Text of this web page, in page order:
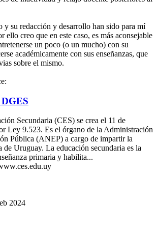
y su redacción y desarrollo han sido para mí
ello creo que en este caso, es más aconsejable
un poco (o un mucho) con su
académicamente con sus enseñanzas, que
sobre el mismo.
Secundaria (CES) se crea el 11 de
Ley 9.523. Es el órgano de la Administración
Pública (ANEP) a cargo de impartir la
de Uruguay. La educación secundaria es la
primaria y habilita...
2024